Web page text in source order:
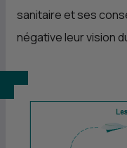
sanitaire et ses
négative leur vision